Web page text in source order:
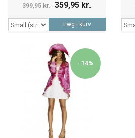
399,95 kr. 359,95 kr.
Læg i kurv
- 14%